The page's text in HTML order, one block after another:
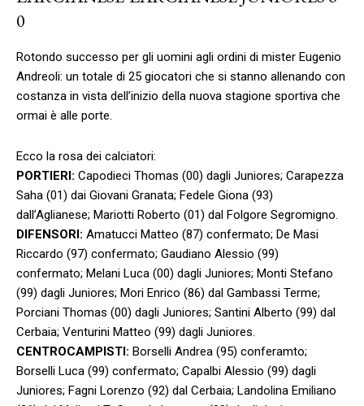
0
Rotondo successo per gli uomini agli ordini di mister Eugenio
Andreoli: un totale di 25 giocatori che si stanno allenando con
costanza in vista dell’inizio della nuova stagione sportiva che
ormai è alle porte.
Ecco la rosa dei calciatori:
PORTIERI: Capodieci Thomas (00) dagli Juniores; Carapezza
Saha (01) dai Giovani Granata; Fedele Giona (93)
dall’Aglianese; Mariotti Roberto (01) dal Folgore Segromigno.
DIFENSORI: Amatucci Matteo (87) confermato; De Masi
Riccardo (97) confermato; Gaudiano Alessio (99)
confermato; Melani Luca (00) dagli Juniores; Monti Stefano
(99) dagli Juniores; Mori Enrico (86) dal Gambassi Terme;
Porciani Thomas (00) dagli Juniores; Santini Alberto (99) dal
Cerbaia; Venturini Matteo (99) dagli Juniores.
CENTROCAMPISTI: Borselli Andrea (95) conferamto;
Borselli Luca (99) confermato; Capalbi Alessio (99) dagli
Juniores; Fagni Lorenzo (92) dal Cerbaia; Landolina Emiliano